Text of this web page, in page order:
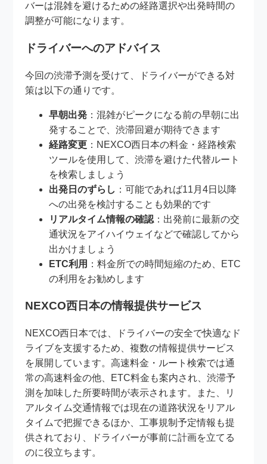
バーは混雑を避けるための経路選択や出発時間の
調整が可能になります。
ドライバーへのアドバイス
今回の渋滞予測を受けて、ドライバーができる対
策は以下の通りです。
早朝出発 ：混雑がピークになる前の早朝に出
発することで、渋滞回避が期待できます
経路変更 ：NEXCO西日本の料金・経路検索
ツールを使用して、渋滞を避けた代替ルート
を検索しましょう
出発日のずらし ：可能であれば11月4日以降
への出発を検討することも効果的です
リアルタイム情報の確認 ：出発前に最新の交
通状況をアイハイウェイなどで確認してから
出かけましょう
ETC利用 ：料金所での時間短縮のため、ETC
の利用をお勧めします
NEXCO西日本の情報提供サービス
NEXCO西日本では、ドライバーの安全で快適なド
ライブを支援するため、複数の情報提供サービス
を展開しています。高速料金・ルート検索では通
常の高速料金の他、ETC料金も案内され、渋滞予
測を加味した所要時間が表示されます。また、リ
アルタイム交通情報では現在の道路状況をリアル
タイムで把握できるほか、工事規制予定情報も提
供されており、ドライバーが事前に計画を立てる
のに役立ちます。